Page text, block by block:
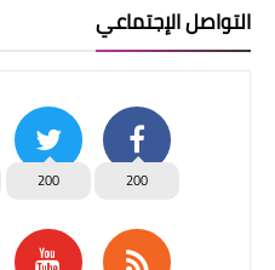
التواصل الإجتماعي
200
200